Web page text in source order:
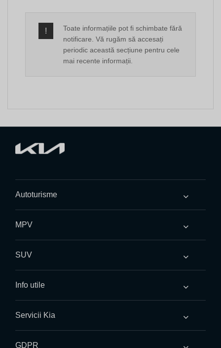
Toate informațiile pot fi schimbate fără
notificare. Vă rugăm să accesați
periodic această secțiune pentru cele
mai recente informații.
Autoturisme
MPV
SUV
Info utile
Servicii Kia
GDPR